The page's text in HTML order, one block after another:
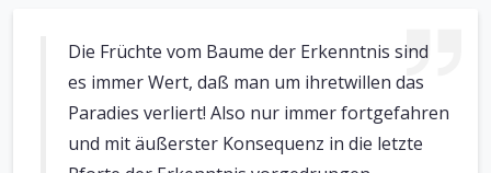
Die Früchte vom Baume der Erkenntnis sind
es immer Wert, daß man um ihretwillen das
Paradies verliert! Also nur immer fortgefahren
und mit äußerster Konsequenz in die letzte